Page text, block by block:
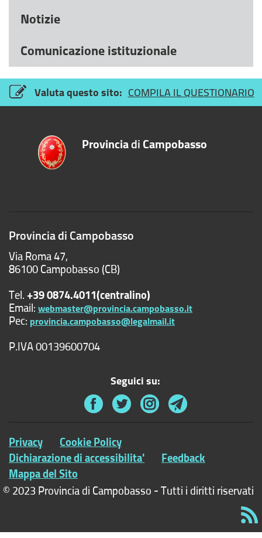
Notizie
Comunicazione istituzionale
Valuta questo sito: COMPILA IL QUESTIONARIO
ProvinciadiCampobasso
Provincia di Campobasso
Via Roma 47,
86100 Campobasso (CB)
Tel.+39 0874.4011(centralino)
Email:webmaster@provincia.campobasso.it
Pec: provincia.campobasso@legalmail.it
P.IVA 00139600704
Seguici su:
Privacy Cookie Policy
Dichiarazione di accessibilita' Feedback
Mappa del Sito
© 2023 Provincia di Campobasso - Tutti i diritti riservati